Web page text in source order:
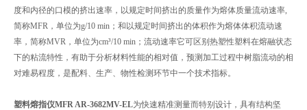
度和内径的口模的挤出速率，以规定时间挤出的质量作为熔体质量流动速率,
简称MFR，单位为g/10 min；和以规定时间挤出的体积作为熔体体积流动速
率，简称MVR，单位为cm³/10 min；流动速率它可区别热塑性塑料在熔融状态
下的粘流特性，有助于分析材料性能的相对值，预测加工过程中树脂流动的相
对难易程度，是配料、生产、物性检测环节中一个技术指标。
塑料熔指仪MFR AR-3682MV-EL为快速精准测量而特别设计，具有结构坚